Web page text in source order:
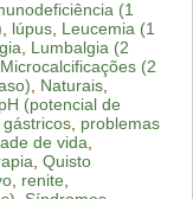
(1
lúpus, Leucemia (1
Lumbalgia (2
Microcalcificações (2
Naturais,
pH (potencial de
, problemas
de vida
Quisto
, renite